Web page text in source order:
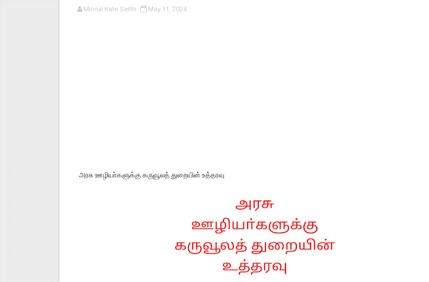
பள்ளி காலை வழிபாட்டுச் செயல்பாடுகள் - டிசம்பர் 17
Minnal Kalvi Seithi May 11, 2024
அரசு ஊழியா்களுக்கு கருவூலத் துறையின் உத்தரவு